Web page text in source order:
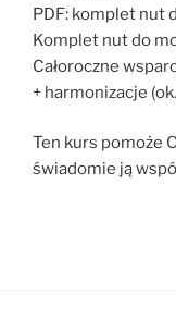
PDF: komplet nut
Komplet nut do
Całoroczne
+ harmonizacje
Ten kurs pomoże
świadomie ją